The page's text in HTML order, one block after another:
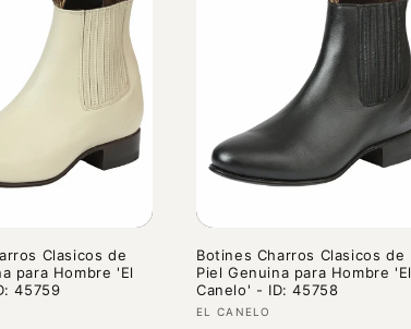
Clasicos de
para Hombre 'El
45759
Botines Charros Clasicos de
Piel Genuina para Hombre 'El
Canelo' - ID: 45758
Proveedor:
EL CANELO